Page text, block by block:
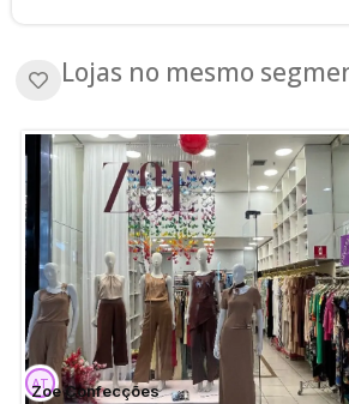
Lojas no mesmo
Zoe Confecções